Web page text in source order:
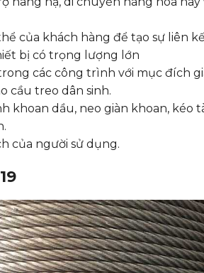
của khách hàng để tạo sự liên
bị có trọng lượng lớn
các công trình với mục đích
cầu treo dân sinh.
dầu, neo giàn khoan, kéo
của người sử dụng.